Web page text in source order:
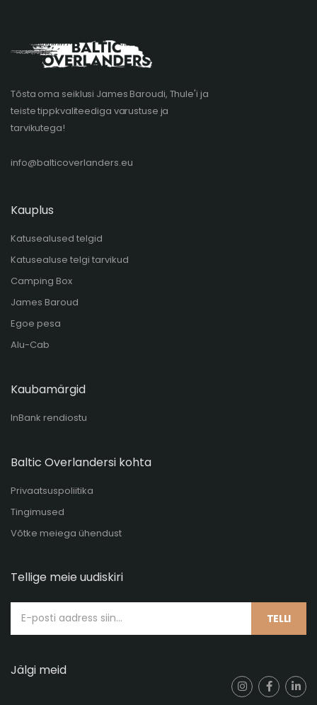
Tõsta oma seiklusi James Baroudi, Thule'i ja
teiste tippkvaliteediga varustuse ja
tarvikutega!
info@balticoverlanders.eu
Kauplus
Katusealused telgid
Katusealuse telgi tarvikud
Camping Box
James Baroud
Egoe pesa
Alu-Cab
Kaubamärgid
InBank rendiostu
Baltic Overlandersi kohta
Privaatsuspoliitika
Tingimused
Võtke meiega ühendust
Tellige meie uudiskiri
TELLI
Jälgi meid